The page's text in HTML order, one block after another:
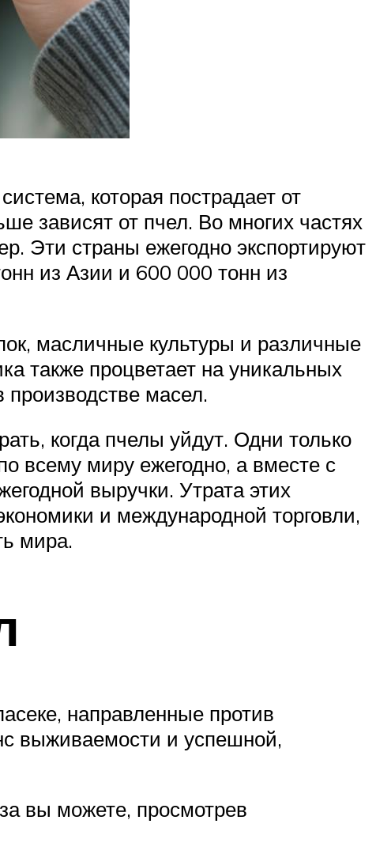
которая пострадает от
зависят от пчел. Во многих частях
Эти страны ежегодно экспортируют
из Азии и 600 000 тонн из
масличные культуры и различные
также процветает на уникальных
масел.
когда пчелы уйдут. Одни только
всему миру ежегодно, а вместе с
выручки. Утрата этих
и международной торговли,
мира.
направленные против
выживаемости и успешной,
вы можете, просмотрев